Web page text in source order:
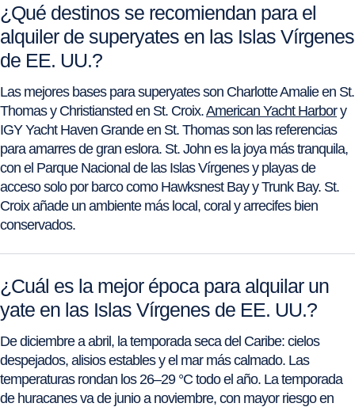
¿Qué destinos se recomiendan para el
alquiler de superyates en las Islas Vírgenes
de EE. UU.?
Las mejores bases para superyates son Charlotte Amalie en St.
Thomas y Christiansted en St. Croix.American Yacht Harbory
IGY Yacht Haven Grande en St. Thomas son las referencias
para amarres de gran eslora. St. John es la joya más tranquila,
con el Parque Nacional de las Islas Vírgenes y playas de
acceso solo por barco como Hawksnest Bay y Trunk Bay. St.
Croix añade un ambiente más local, coral y arrecifes bien
conservados.
¿Cuál es la mejor época para alquilar un
yate en las Islas Vírgenes de EE. UU.?
De diciembre a abril, la temporada seca del Caribe: cielos
despejados, alisios estables y el mar más calmado. Las
temperaturas rondan los 26–29 °C todo el año. La temporada
de huracanes va de junio a noviembre, con mayor riesgo en